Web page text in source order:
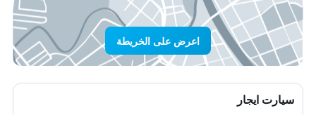
اعرض على الخريطة
سيارت ايجار